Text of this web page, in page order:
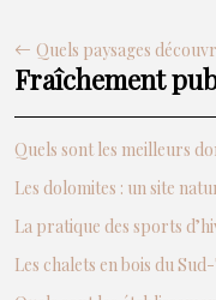
Quels paysages
Fraîchement
Quels sont les meilleurs
Les dolomites : un site
La pratique des sports
Les chalets en bois du